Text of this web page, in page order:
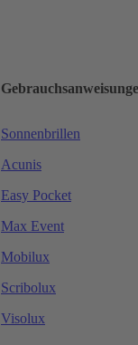
Sonnenbrillen
Acunis
Easy Pocket
Max Event
Mobilux
Scribolux
Visolux